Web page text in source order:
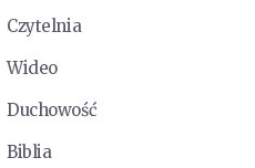
Czytelnia
Wideo
Duchowość
Biblia